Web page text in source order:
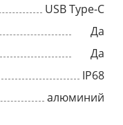
USB Type-C
Да
Да
IP68
алюминий